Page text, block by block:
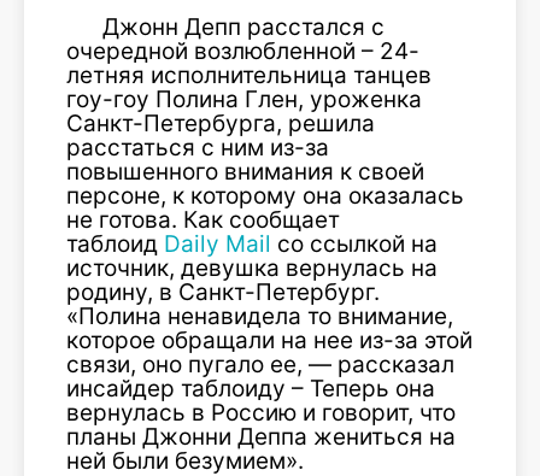
Джонн Депп расстался с
очередной возлюбленной – 24-
летняя исполнительница танцев
гоу-гоу Полина Глен, уроженка
Санкт-Петербурга, решила
расстаться с ним из-за
повышенного внимания к своей
персоне, к которому она оказалась
не готова. Как сообщает
таблоид Daily Mail со ссылкой на
источник, девушка вернулась на
родину, в Санкт-Петербург.
«Полина ненавидела то внимание,
которое обращали на нее из-за этой
связи, оно пугало ее, — рассказал
инсайдер таблоиду – Теперь она
вернулась в Россию и говорит, что
планы Джонни Деппа жениться на
ней были безумием».